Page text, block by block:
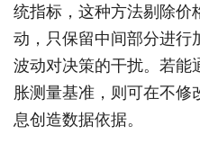
统指标，这种方法剔除价
动，只保留中间部分进行
波动对决策的干扰。若能
胀测量基准，则可在不修
息创造数据依据。